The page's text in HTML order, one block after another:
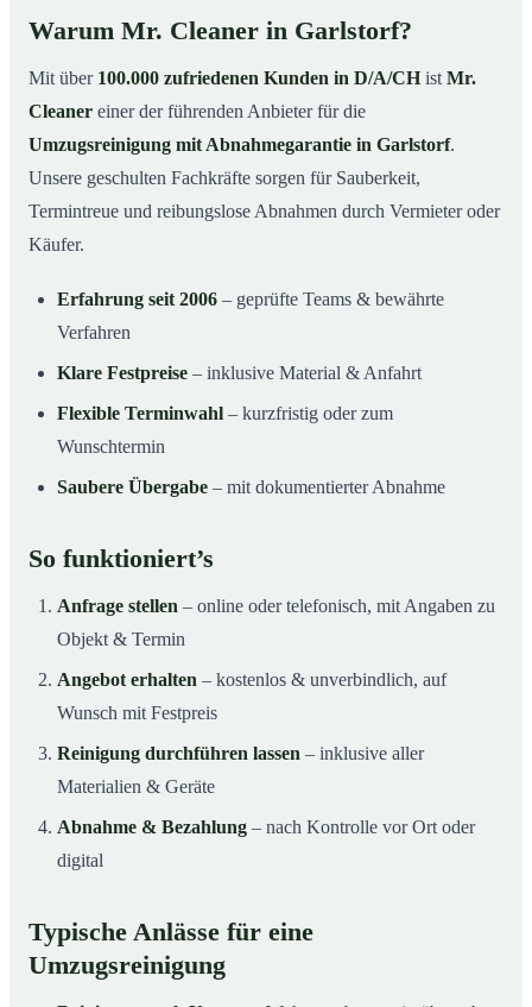
Warum Mr. Cleaner in Garlstorf?
Mit über 100.000 zufriedenen Kunden in D/A/CHist Mr.
Cleaner einer der führenden Anbieter für die
Umzugsreinigung mit Abnahmegarantie in Garlstorf.
Unsere geschulten Fachkräfte sorgen für Sauberkeit,
Termintreue und reibungslose Abnahmen durch Vermieter oder
Käufer.
Erfahrung seit 2006 – geprüfte Teams & bewährte
Verfahren
Klare Festpreise – inklusive Material & Anfahrt
Flexible Terminwahl – kurzfristig oder zum
Wunschtermin
Saubere Übergabe – mit dokumentierter Abnahme
So funktioniert’s
Anfrage stellen – online oder telefonisch, mit Angaben zu
Objekt & Termin
Angebot erhalten – kostenlos & unverbindlich, auf
Wunsch mit Festpreis
Reinigung durchführen lassen – inklusive aller
Materialien & Geräte
Abnahme & Bezahlung – nach Kontrolle vor Ort oder
digital
Typische Anlässe für eine
Umzugsreinigung